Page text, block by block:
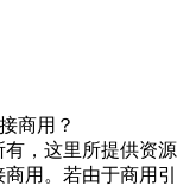
商用？
，这里所提供资源
用。若由于商用引